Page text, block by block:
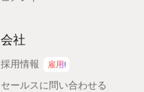
会社
採用情報 雇用!
セールスに問い合わせる